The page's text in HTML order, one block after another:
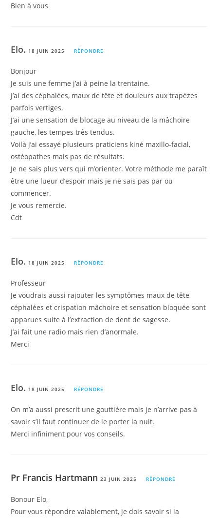
Bien à vous
Elo. 18 JUIN 2025 RÉPONDRE
Bonjour
Je suis une femme j’ai à peine la trentaine.
J’ai des céphalées, maux de tête et douleurs aux trapèzes
parfois vertiges.
J’ai une sensation de blocage au niveau de la mâchoire
gauche, les tempes très tendus.
Voilà j’ai essayé plusieurs praticiens kiné maxillo-facial,
ostéopathes mais pas de résultats.
Je ne sais plus vers qui m’orienter. Votre méthode me paraît
être une lueur d’espoir mais je ne sais pas par ou
commencer.
Je vous remercie.
Cdt
Elo. 18 JUIN 2025 RÉPONDRE
Professeur
Je voudrais aussi rajouter les symptômes maux de tête,
céphalées et crispation mâchoire et sensation bloquée sont
apparues suite à l’extraction de dent de sagesse.
J’ai fait une radio mais rien d’anormale.
Merci
Elo. 18 JUIN 2025 RÉPONDRE
On m’a aussi prescrit une gouttière mais je n’arrive pas à
savoir s’il faut continuer de le porter la nuit.
Merci infiniment pour vos conseils.
Pr Francis Hartmann 23 JUIN 2025 RÉPONDRE
Bonour Elo,
Pour vous répondre valablement, je dois savoir si la